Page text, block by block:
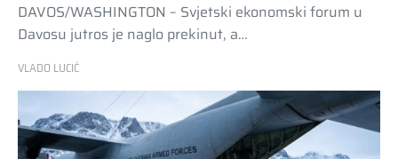
DAVOS/WASHINGTON – Svjetski ekonomski forum u
Davosu jutros je naglo prekinut, a…
VLADO LUCIĆ